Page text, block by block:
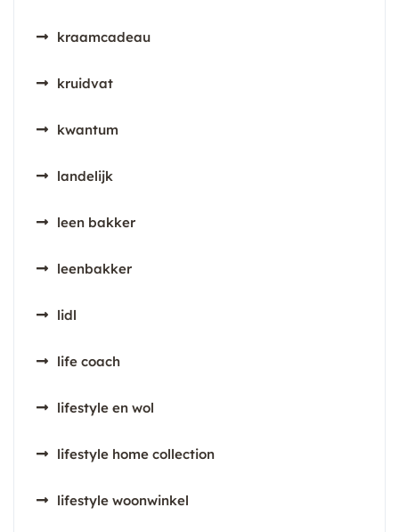
kraamcadeau
kruidvat
kwantum
landelijk
leen bakker
leenbakker
lidl
life coach
lifestyle en wol
lifestyle home collection
lifestyle woonwinkel